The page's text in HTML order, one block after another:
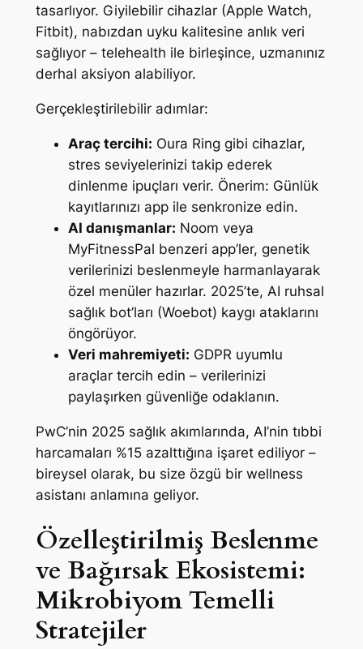
tasarlıyor. Giyilebilir cihazlar (Apple Watch,
Fitbit), nabızdan uyku kalitesine anlık veri
sağlıyor – telehealth ile birleşince, uzmanınız
derhal aksiyon alabiliyor.
Gerçekleştirilebilir adımlar:
Araç tercihi: Oura Ring gibi cihazlar,
stres seviyelerinizi takip ederek
dinlenme ipuçları verir. Önerim: Günlük
kayıtlarınızı app ile senkronize edin.
AI danışmanlar: Noom veya
MyFitnessPal benzeri app’ler, genetik
verilerinizi beslenmeyle harmanlayarak
özel menüler hazırlar. 2025’te, AI ruhsal
sağlık bot’ları (Woebot) kaygı ataklarını
öngörüyor.
Veri mahremiyeti: GDPR uyumlu
araçlar tercih edin – verilerinizi
paylaşırken güvenliğe odaklanın.
PwC’nin 2025 sağlık akımlarında, AI’nin tıbbi
harcamaları %15 azalttığına işaret ediliyor –
bireysel olarak, bu size özgü bir wellness
asistanı anlamına geliyor.
Özelleştirilmiş Beslenme
ve Bağırsak Ekosistemi:
Mikrobiyom Temelli
Stratejiler